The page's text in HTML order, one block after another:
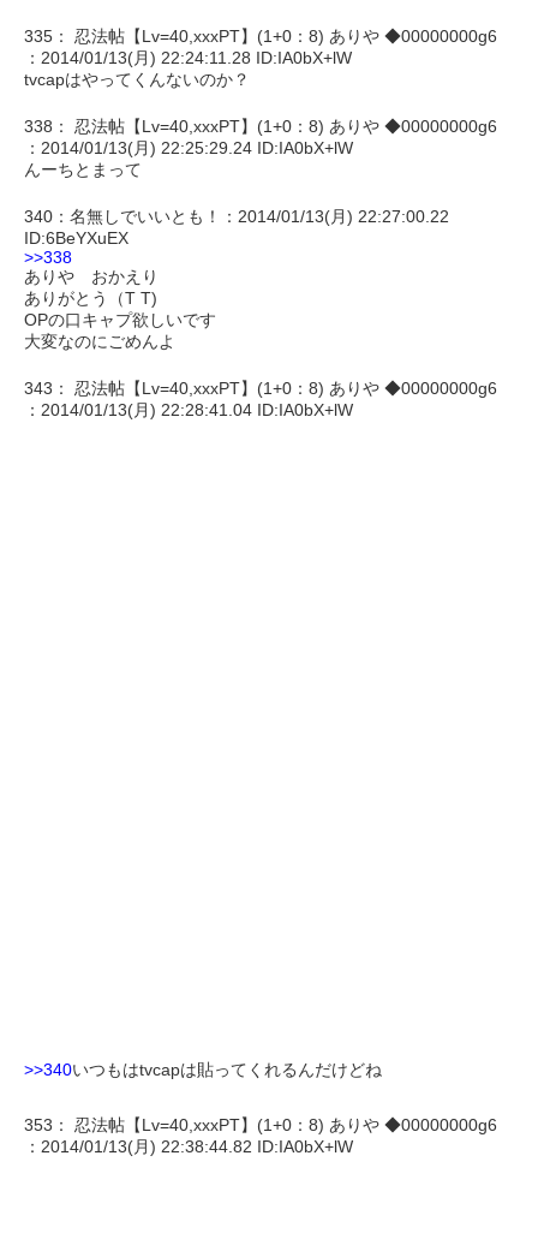
335： 忍法帖【Lv=40,xxxPT】(1+0：8) ありや ◆00000000g6
：2014/01/13(月) 22:24:11.28 ID:IA0bX+lW
tvcapはやってくんないのか？
338： 忍法帖【Lv=40,xxxPT】(1+0：8) ありや ◆00000000g6
：2014/01/13(月) 22:25:29.24 ID:IA0bX+lW
んーちとまって
340：名無しでいいとも！：2014/01/13(月) 22:27:00.22
ID:6BeYXuEX
>>338
ありや おかえり
ありがとう（T T)
OPの口キャプ欲しいです
大変なのにごめんよ
343： 忍法帖【Lv=40,xxxPT】(1+0：8) ありや ◆00000000g6
：2014/01/13(月) 22:28:41.04 ID:IA0bX+lW
>>340いつもはtvcapは貼ってくれるんだけどね
353： 忍法帖【Lv=40,xxxPT】(1+0：8) ありや ◆00000000g6
：2014/01/13(月) 22:38:44.82 ID:IA0bX+lW